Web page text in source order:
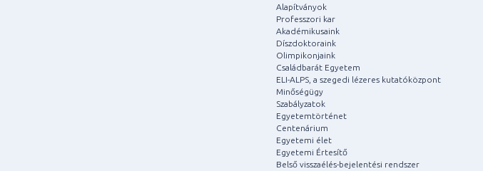
Alapítványok
Professzori kar
Akadémikusaink
Díszdoktoraink
Olimpikonjaink
Családbarát Egyetem
ELI-ALPS, a szegedi lézeres kutatóközpont
Minőségügy
Szabályzatok
Egyetemtörténet
Centenárium
Egyetemi élet
Egyetemi Értesítő
Belső visszaélés-bejelentési rendszer